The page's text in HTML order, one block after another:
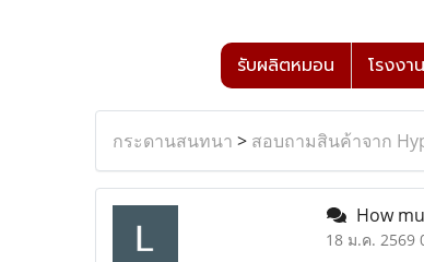
รับผลิตหมอน โรงงา
กระดานสนทนา > สอบถามสินค้าจาก
How
18 ม.ค. 2569